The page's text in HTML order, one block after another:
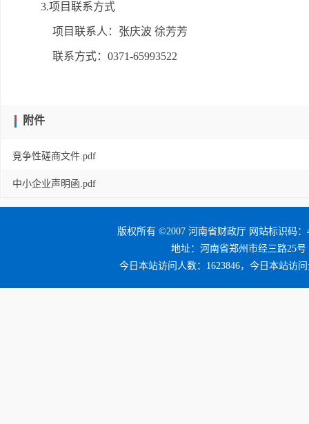
3.项目联系方式
项目联系人：张庆波 徐芳芳
联系方式：0371-65993522
附件
竞争性磋商文件.pdf
中小企业声明函.pdf
版权所有 ©2007 河南省财政厅 网站标识码：
地址：河南省郑州市经三路25号
今日本站访问人数：1623846，今日本站访